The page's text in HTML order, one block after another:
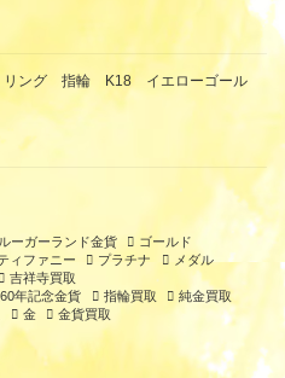
ング 指輪 K18 イエローゴール
ーガーランド金貨
ゴールド
ィファニー プラチナ
メダル
吉祥寺買取
年記念金貨
指輪買取
純金買取
金 金貨買取